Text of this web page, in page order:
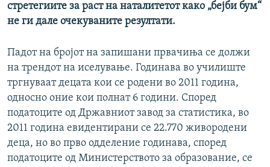
стретегиите за раст на наталитетот како „бејби бум“
не ги дале очекуваните резултати.
Падот на бројот на запишани првачиња се должи
на трендот на иселување. Годинава во училиште
тргнуваат децата кои се родени во 2011 година,
односно оние кои полнат 6 години. Според
податоците од Државниот завод за статистика, во
2011 година евидентирани се 22.770 живородени
деца, но во прво одделение годинава, според
податоците од Министерството за образование, се